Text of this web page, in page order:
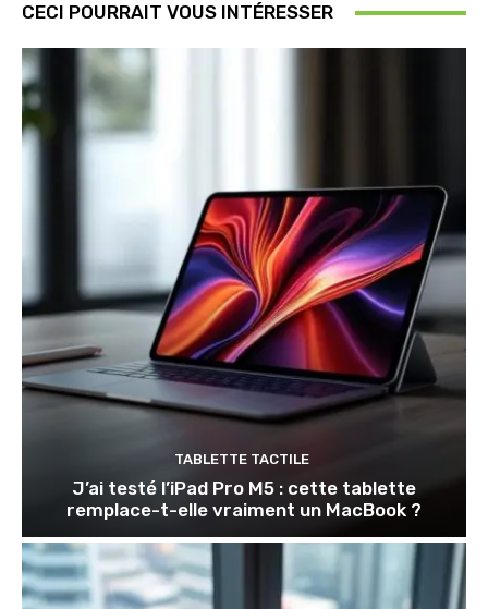
CECI POURRAIT VOUS INTÉRESSER
TABLETTE TACTILE
J’ai testé l’iPad Pro M5 : cette tablette
remplace-t-elle vraiment un MacBook ?